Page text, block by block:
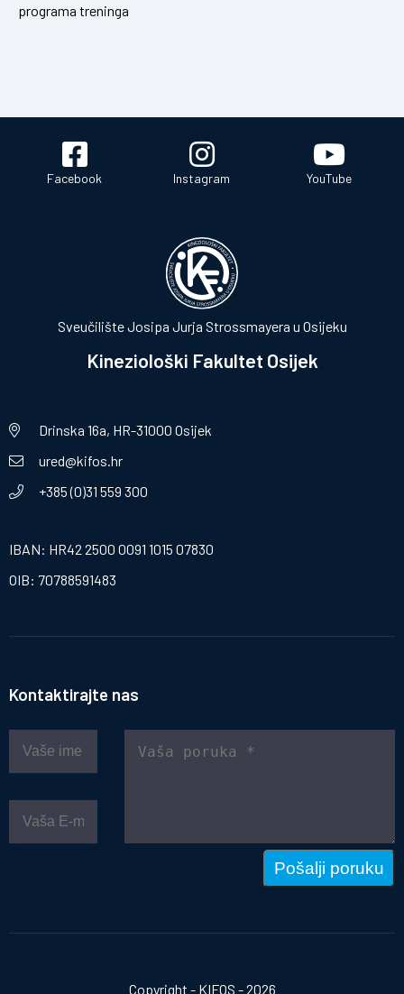
programa treninga
Facebook Instagram YouTube
Sveučilište Josipa Jurja Strossmayera u Osijeku
Kineziološki Fakultet Osijek
Drinska 16a, HR-31000 Osijek
ured@kifos.hr
+385 (0)31 559 300
IBAN: HR42 2500 0091 1015 07830
OIB: 70788591483
Kontaktirajte nas
Pošalji poruku
Copyright - KIFOS - 2026